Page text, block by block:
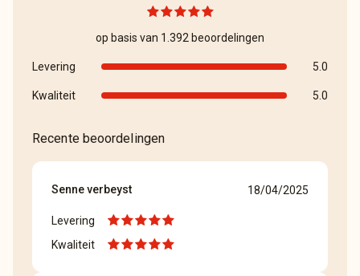
op basis van 1.392 beoordelingen
Levering 5.0
Kwaliteit 5.0
Recente beoordelingen
Senne verbeyst 18/04/2025
Levering
Kwaliteit